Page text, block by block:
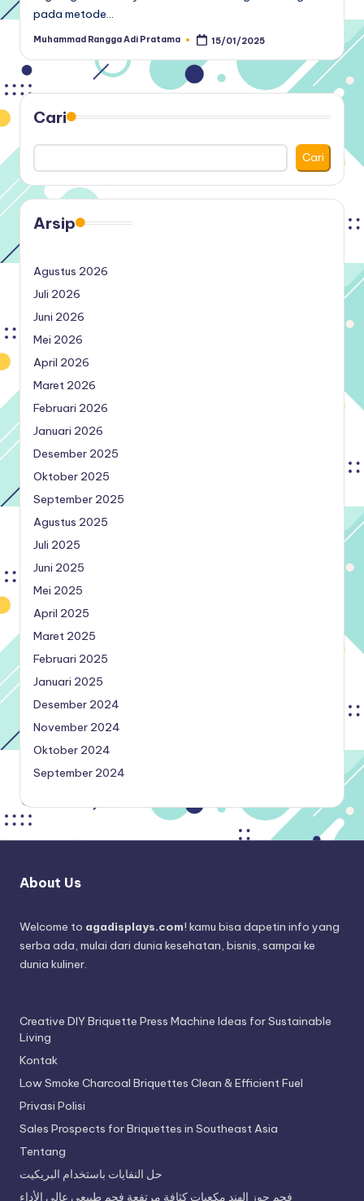
pada metode…
Posted
Muhammad Rangga Adi Pratama 15/01/2025
Cari
Cari
Arsip
Agustus 2026
Juli 2026
Juni 2026
Mei 2026
April 2026
Maret 2026
Februari 2026
Januari 2026
Desember 2025
Oktober 2025
September 2025
Agustus 2025
Juli 2025
Juni 2025
Mei 2025
April 2025
Maret 2025
Februari 2025
Januari 2025
Desember 2024
November 2024
Oktober 2024
September 2024
About Us
Welcome to agadisplays.com! kamu bisa dapetin info yang
serba ada, mulai dari dunia kesehatan, bisnis, sampai ke
dunia kuliner.
Creative DIY Briquette Press Machine Ideas for Sustainable
Living
Kontak
Low Smoke Charcoal Briquettes Clean & Efficient Fuel
Privasi Polisi
Sales Prospects for Briquettes in Southeast Asia
Tentang
حل النفايات باستخدام البريكيت
فحم جوز الهند مكعبات كثافة مرتفعة فحم طبيعي عالي الأداء